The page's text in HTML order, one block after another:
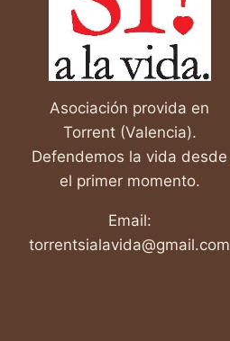
Asociación provida en
Torrent (Valencia).
Defendemos la vida desde
el primer momento.
Email:
torrentsialavida@gmail.com